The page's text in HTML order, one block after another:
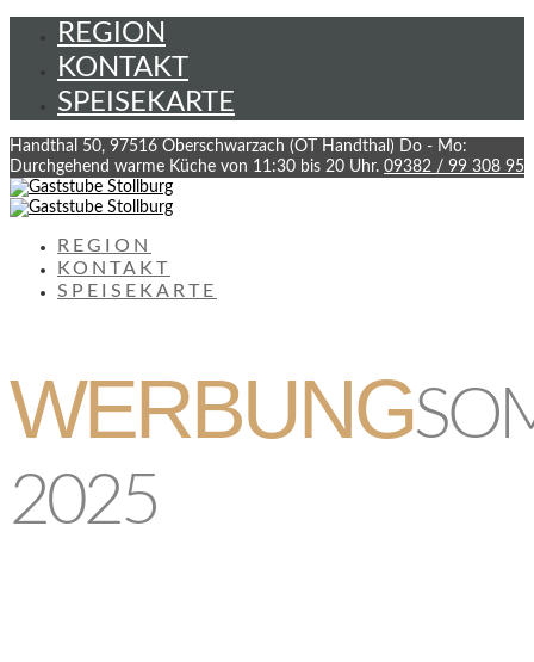
REGION
KONTAKT
SPEISEKARTE
Handthal 50, 97516 Oberschwarzach (OT Handthal) Do - Mo:
Durchgehend warme Küche von 11:30 bis 20 Uhr. 09382 / 99 308 95
REGION
KONTAKT
SPEISEKARTE
WERBUNG
2025